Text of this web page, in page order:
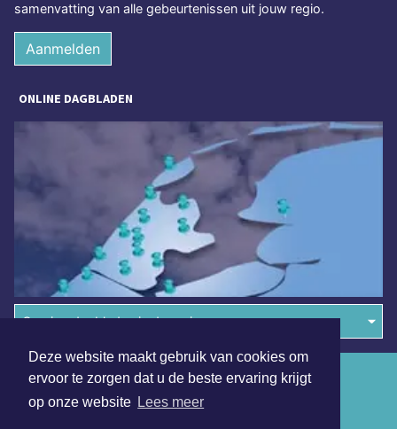
Deze website maakt gebruik van cookies om
ervoor te zorgen dat u de beste ervaring krijgt
op onze website Lees meer
samenvatting van alle gebeurtenissen uit jouw regio.
Aanmelden
ONLINE DAGBLADEN
Overige dagbladen in de regio
Algemene voorwaarden
Disclaimer